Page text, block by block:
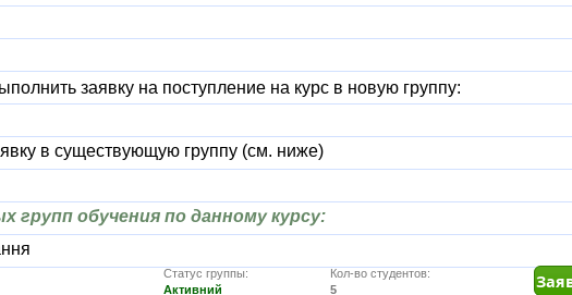
заявку на поступление на курс в новую группу:
в существующую группу (см. ниже)
групп обучения по данному курсу:
Статус группы:
Активний
Кол-во студентов:
5